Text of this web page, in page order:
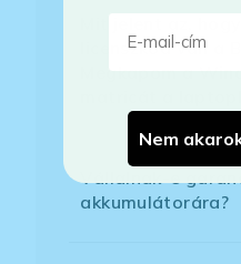
licenszkód van a
Megkapom a
Vállalnak-e
akkumulátorára?